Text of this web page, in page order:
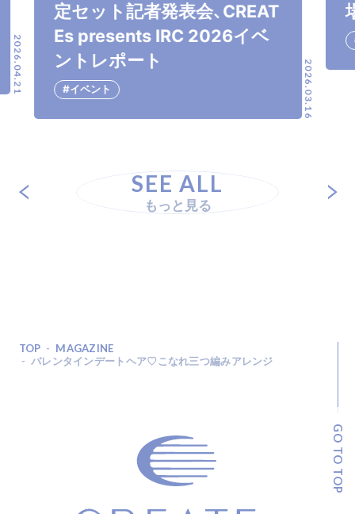
2026.04.21
定セット記者発表会、CREAT
Es presents IRC 2026イベ
ントレポート
#イベント 2026.03.16
SEE ALL
もっと見る
TOP
MAGAZINE
バレンタインデートヘア♡こなれ三つ編みアレンジ
GO TO TOP